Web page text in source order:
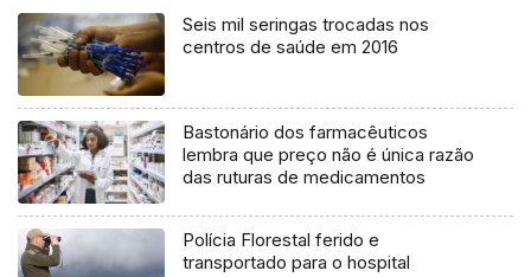
Seis mil seringas trocadas nos
centros de saúde em 2016
Bastonário dos farmacêuticos
lembra que preço não é única razão
das ruturas de medicamentos
Polícia Florestal ferido e
transportado para o hospital